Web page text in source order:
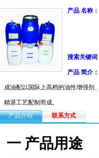
产品 名称：
搜索关键词
产品 简介：
成油配以国际上高档的油性增强剂
精湛工艺配制而成。
产品介绍
联系方式
一 产品用途